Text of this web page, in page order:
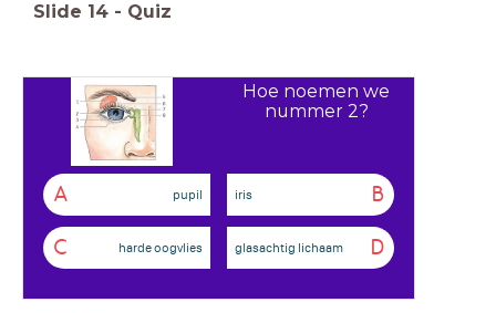
Slide 14 - Quiz
Hoe noemen we
nummer 2?
A pupil B
iris
C harde oogvlies D
glasachtig lichaam